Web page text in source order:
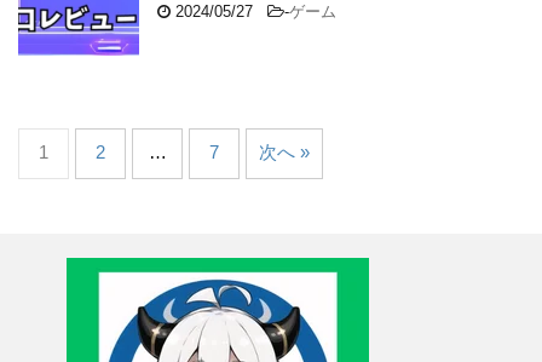
2024/05/27 -ゲーム
1 2 … 7 次へ »